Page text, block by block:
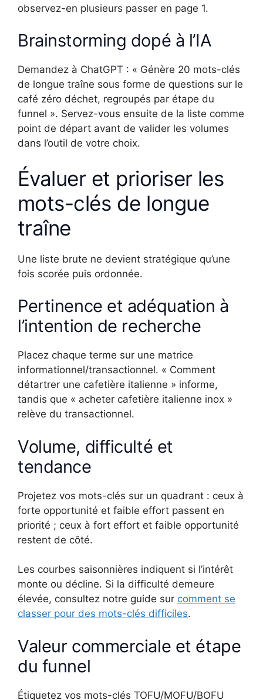
observez-en plusieurs passer en page 1.
Brainstorming dopé à l’IA
Demandez à ChatGPT : « Génère 20 mots-clés
de longue traîne sous forme de questions sur le
café zéro déchet, regroupés par étape du
funnel ». Servez-vous ensuite de la liste comme
point de départ avant de valider les volumes
dans l’outil de votre choix.
Évaluer et prioriser les
mots-clés de longue
traîne
Une liste brute ne devient stratégique qu’une
fois scorée puis ordonnée.
Pertinence et adéquation à
l’intention de recherche
Placez chaque terme sur une matrice
informationnel/transactionnel. « Comment
détartrer une cafetière italienne » informe,
tandis que « acheter cafetière italienne inox »
relève du transactionnel.
Volume, difficulté et
tendance
Projetez vos mots-clés sur un quadrant : ceux à
forte opportunité et faible effort passent en
priorité ; ceux à fort effort et faible opportunité
restent de côté.
Les courbes saisonnières indiquent si l’intérêt
monte ou décline. Si la difficulté demeure
élevée, consultez notre guide sur comment se
classer pour des mots-clés difficiles.
Valeur commerciale et étape
du funnel
Étiquetez vos mots-clés TOFU/MOFU/BOFU